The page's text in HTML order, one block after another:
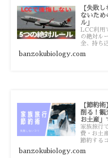
【失敗
ないため
ル」
LCC利用
の絶対ル
金、持ち
時間厳守
用する前
banzokubiology.com
【節約
削る！観
お土産」
家族旅行
費・お土
節約する
地価格を
ーパー活
banzokubiology.com